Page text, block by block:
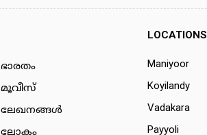
ഭാരതം
മൂവീസ്
ലേഖനങ്ങള്‍
ലോകം
LOCATIONS
Maniyoor
Koyilandy
Vadakara
Payyoli